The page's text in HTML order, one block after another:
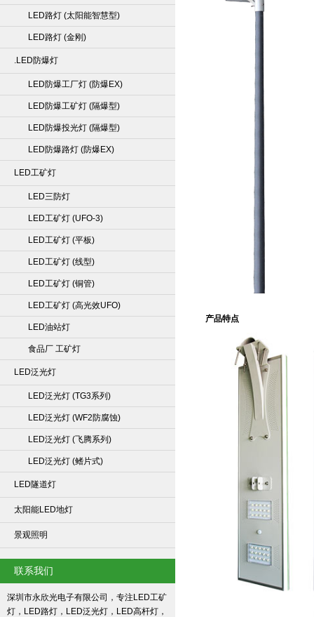
LED路灯 (太阳能智慧型)
LED路灯 (金刚)
.LED防爆灯
LED防爆工厂灯 (防爆EX)
LED防爆工矿灯 (隔爆型)
LED防爆投光灯 (隔爆型)
LED防爆路灯 (防爆EX)
LED工矿灯
LED三防灯
LED工矿灯 (UFO-3)
LED工矿灯 (平板)
LED工矿灯 (线型)
LED工矿灯 (铜管)
LED工矿灯 (高光效UFO)
LED油站灯
食品厂 工矿灯
LED泛光灯
LED泛光灯 (TG3系列)
LED泛光灯 (WF2防腐蚀)
LED泛光灯 (飞腾系列)
LED泛光灯 (鳍片式)
LED隧道灯
太阳能LED地灯
景观照明
联系我们
深圳市永欣光电子有限公司，专注LED工矿
灯，LED路灯，LED泛光灯，LED高杆灯，
产品特点